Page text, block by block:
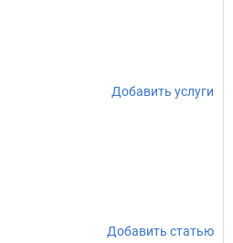
Добавить услуги
Добавить статью